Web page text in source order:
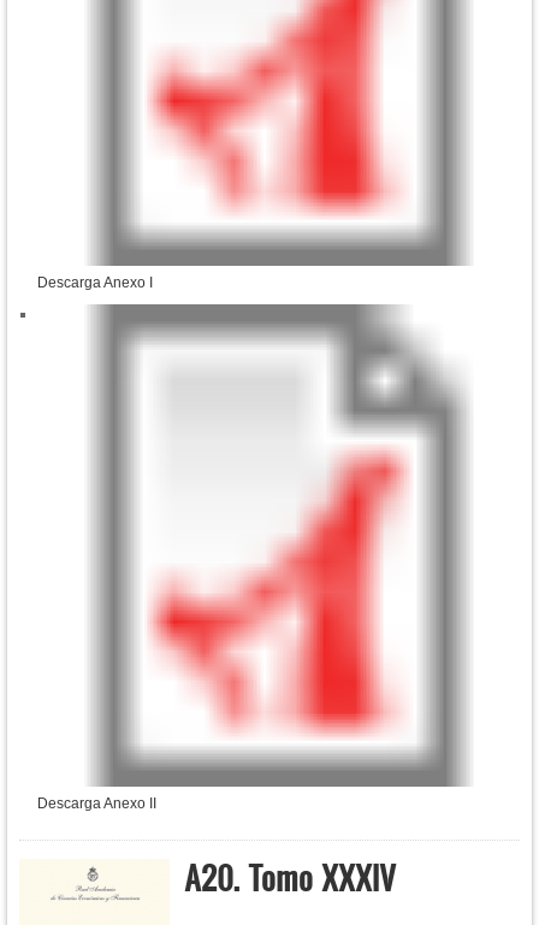
Descarga Anexo I
Descarga Anexo II
A20. Tomo XXXIV